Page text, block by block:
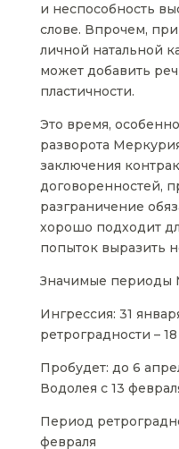
и неспособность
слове. Впрочем,
личной натальной
может добавить
пластичности.
Это время,
разворота
заключения
договоренностей,
разграничение
хорошо подходит
попыток выразить
Значимые периоды
Ингрессия: 31
ретроградности –
Пробудет: до 6
Водолея с 13
Период
февраля